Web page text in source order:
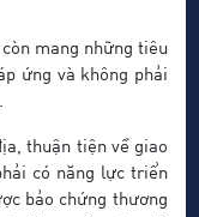
mang những tiêu
ứng và không phải
thuận tiện về giao
có năng lực triển
bảo chứng thương